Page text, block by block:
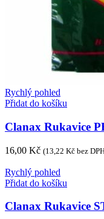
Rychlý pohled
Přidat do košíku
Clanax Rukavice
16,00 Kč (13,22 Kč bez
Rychlý pohled
Přidat do košíku
Clanax Rukavice